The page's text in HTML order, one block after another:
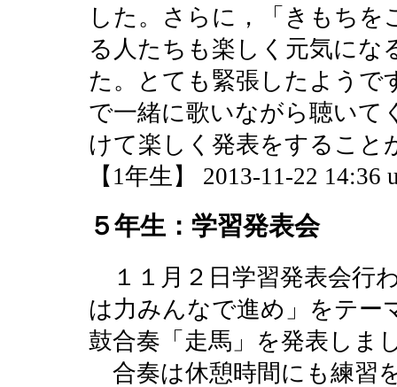
した。さらに，「きもちを
る人たちも楽しく元気にな
た。とても緊張したようで
で一緒に歌いながら聴いて
けて楽しく発表をすること
【1年生】 2013-11-22 14:36
５年生：学習発表会
１１月２日学習発表会行
は力みんなで進め」をテー
鼓合奏「走馬」を発表しま
合奏は休憩時間にも練習